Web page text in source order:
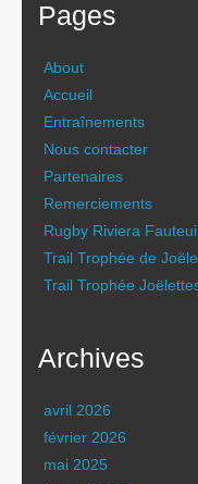
Pages
About
Accueil
Entraînements
Nous contacter
Partenaires
Remerciements
Rugby Riviera
Trail Trophée de
Trail Trophée
Archives
avril 2026
février 2026
mai 2025